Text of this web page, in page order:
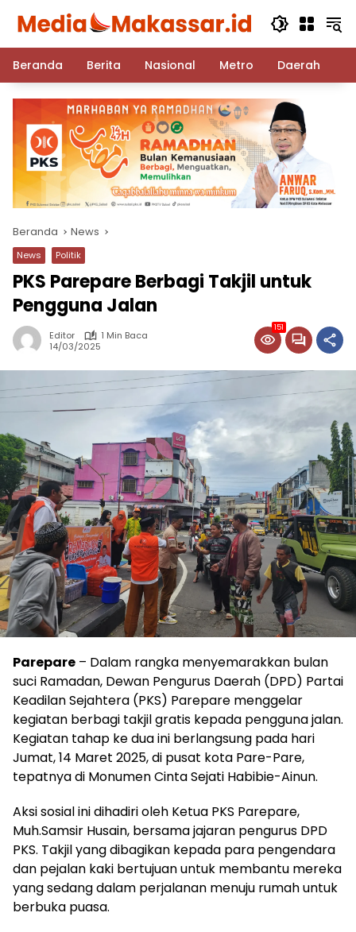
Beranda
Berita Nasional Metro Daerah
Beranda News
News Politik
PKS Parepare Berbagi Takjil untuk
Pengguna Jalan
Editor
1 Min Baca
14/03/2025
151
Parepare – Dalam rangka menyemarakkan bulan
suci Ramadan, Dewan Pengurus Daerah (DPD) Partai
Keadilan Sejahtera (PKS) Parepare menggelar
kegiatan berbagi takjil gratis kepada pengguna jalan.
Kegiatan tahap ke dua ini berlangsung pada hari
Jumat, 14 Maret 2025, di pusat kota Pare-Pare,
tepatnya di Monumen Cinta Sejati Habibie-Ainun.
Aksi sosial ini dihadiri oleh Ketua PKS Parepare,
Muh.Samsir Husain, bersama jajaran pengurus DPD
PKS. Takjil yang dibagikan kepada para pengendara
dan pejalan kaki bertujuan untuk membantu mereka
yang sedang dalam perjalanan menuju rumah untuk
berbuka puasa.